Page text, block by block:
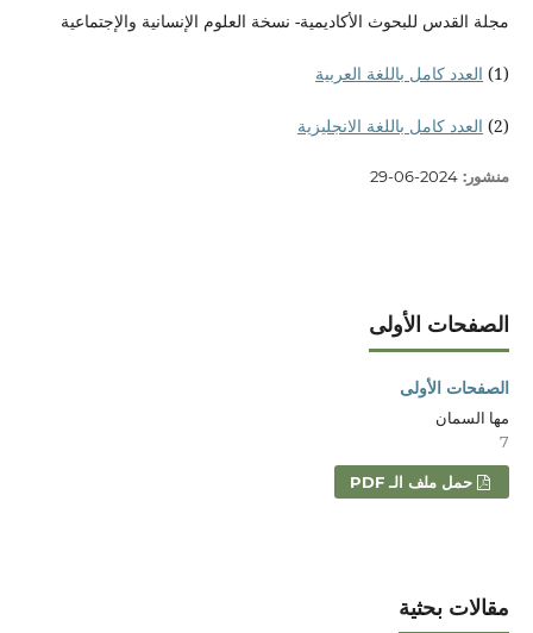
مجلة القدس للبحوث الأكاديمية- نسخة العلوم الإنسانية والإجتماعية
(1) العدد كامل باللغة العربية
(2) العدد كامل باللغة الانجليزية
منشور: 2024-06-29
الصفحات الأولى
الصفحات الأولى
مها السمان
7
حمل ملف الـ PDF
مقالات بحثية